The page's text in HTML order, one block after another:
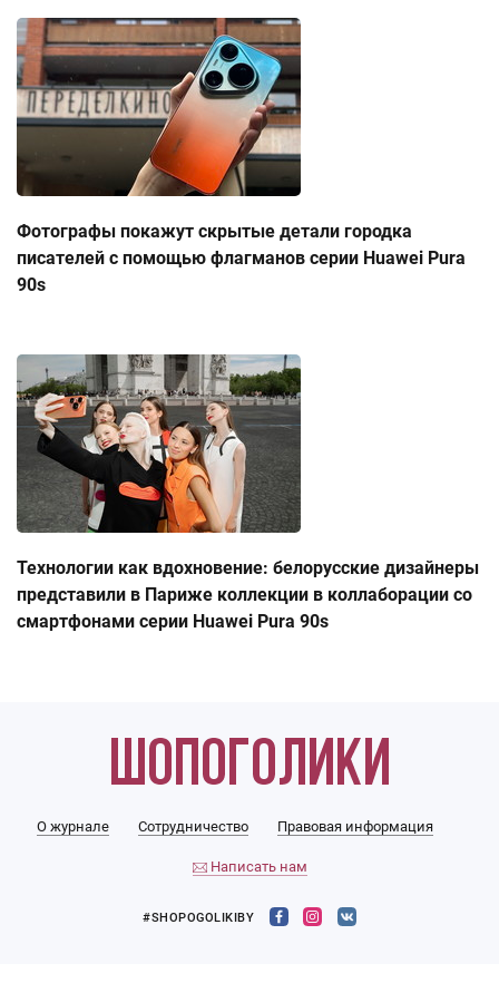
Фотографы покажут скрытые детали городка
писателей с помощью флагманов серии Huawei Pura
90s
Технологии как вдохновение: белорусские дизайнеры
представили в Париже коллекции в коллаборации со
смартфонами серии Huawei Pura 90s
О журнале Сотрудничество Правовая информация
Написать нам
#SHOPOGOLIKIBY